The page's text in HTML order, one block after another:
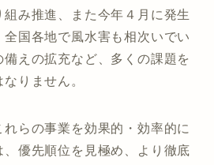
み推進、また今年４月に発生
全国各地で風水害も相次いでい
えの拡充など、多くの課題を
りません。
らの事業を効果的・効率的に
、優先順位を見極め、より徹底